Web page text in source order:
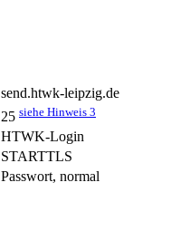
send.htwk-leipzig.de
25 siehe Hinweis 3
HTWK-Login
STARTTLS
Passwort, normal